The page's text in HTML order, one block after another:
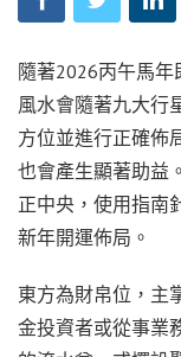
隨著2026丙午馬
風水會隨著九大行
方位並進行正確佈
也會產生顯著助益
正中央，使用指南
新年開運佈局。
東方為財帛位，主
金投資者或從事業